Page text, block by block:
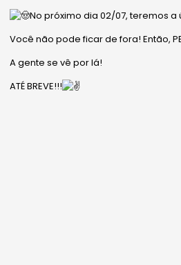
No próximo dia 02/07, teremos a
Você não pode ficar de fora! Então,
A gente se vê por lá!
ATÉ BREVE!!!